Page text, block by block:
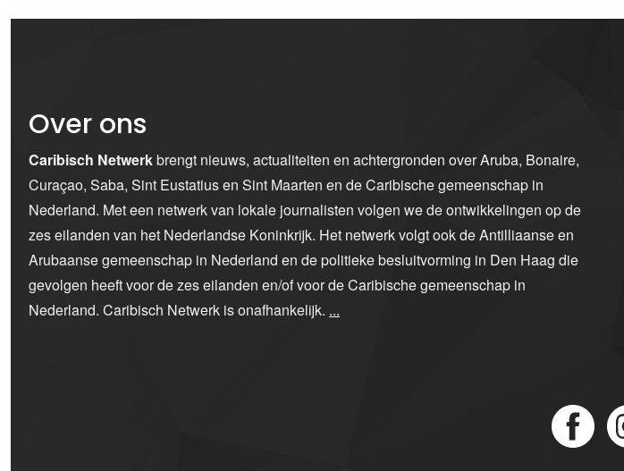
Over ons
Caribisch Netwerkbrengt nieuws, actualiteiten en achtergronden over Aruba, Bonaire,
Curaçao, Saba, Sint Eustatius en Sint Maarten en de Caribische gemeenschap in
Nederland. Met een netwerk van lokale journalisten volgen we de ontwikkelingen op de
zes eilanden van het Nederlandse Koninkrijk. Het netwerk volgt ook de Antilliaanse en
Arubaanse gemeenschap in Nederland en de politieke besluitvorming in Den Haag die
gevolgen heeft voor de zes eilanden en/of voor de Caribische gemeenschap in
Nederland. Caribisch Netwerk is onafhankelijk. ...